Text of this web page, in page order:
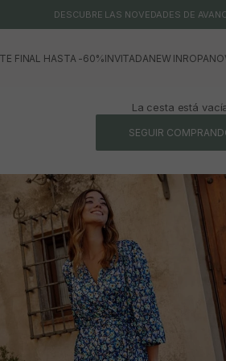
DESCUBRE LAS NOVEDADES DE
FINAL HASTA -60%INVITADANEW INROPA
La cesta está
SEGUIR